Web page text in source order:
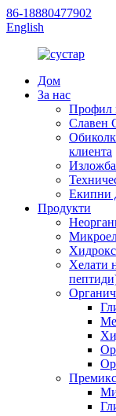
86-18880477902
English
Дом
За нас
Профил
Славен
клиента
Изложба
Екипни
Продукти
Хелати